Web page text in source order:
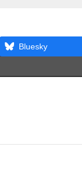
Bluesky